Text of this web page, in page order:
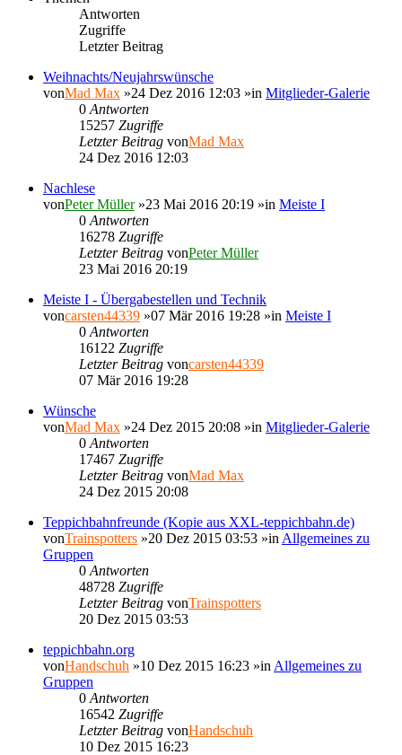
Antworten
Zugriffe
Letzter Beitrag
Weihnachts/Neujahrswünsche
vonMad Max »24 Dez 2016 12:03 »in Mitglieder-Galerie
0 Antworten
15257 Zugriffe
Letzter Beitrag vonMad Max
24 Dez 2016 12:03
Nachlese
vonPeter Müller»23 Mai 2016 20:19 »in Meiste I
0 Antworten
16278 Zugriffe
Letzter Beitrag vonPeter Müller
23 Mai 2016 20:19
Meiste I - Übergabestellen und Technik
voncarsten44339 »07 Mär 2016 19:28 »in Meiste I
0 Antworten
16122 Zugriffe
Letzter Beitrag voncarsten44339
07 Mär 2016 19:28
Wünsche
vonMad Max »24 Dez 2015 20:08 »in Mitglieder-Galerie
0 Antworten
17467 Zugriffe
Letzter Beitrag vonMad Max
24 Dez 2015 20:08
Teppichbahnfreunde (Kopie aus XXL-teppichbahn.de)
vonTrainspotters »20 Dez 2015 03:53 »in Allgemeines zu
Gruppen
0 Antworten
48728 Zugriffe
Letzter Beitrag vonTrainspotters
20 Dez 2015 03:53
teppichbahn.org
vonHandschuh »10 Dez 2015 16:23 »in Allgemeines zu
Gruppen
0 Antworten
16542 Zugriffe
Letzter Beitrag vonHandschuh
10 Dez 2015 16:23